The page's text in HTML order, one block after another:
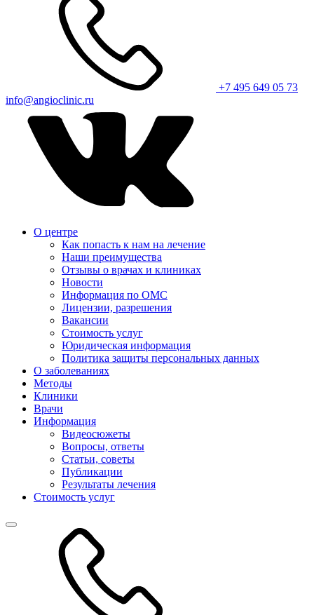
+7 495 649 05 73
info@angioclinic.ru
О центре
Как попасть к нам на лечение
Наши преимущества
Отзывы о врачах и клиниках
Новости
Информация по ОМС
Лицензии, разрешения
Вакансии
Стоимость услуг
Юридическая информация
Политика защиты персональных данных
О заболеваниях
Методы
Клиники
Врачи
Информация
Видеосюжеты
Вопросы, ответы
Статьи, советы
Публикации
Результаты лечения
Стоимость услуг